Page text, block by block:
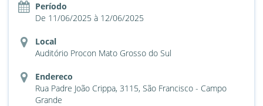
Período
De 11/06/2025 à 12/06/2025
Local
Auditório Procon Mato Grosso do Sul
Endereco
Rua Padre João Crippa, 3115, São Francisco - Campo
Grande